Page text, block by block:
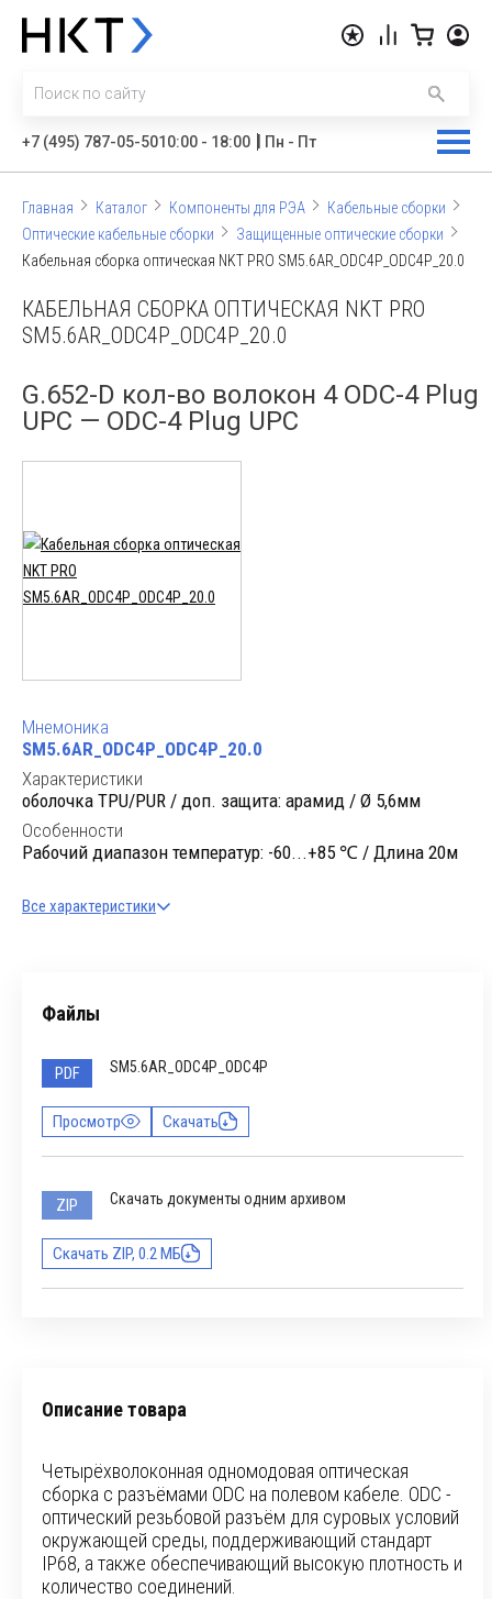
+7 (495) 787-05-5010:00 - 18:00 Пн - Пт
Главная Каталог Компоненты для РЭА
Кабельные сборки
Оптические кабельные сборки
Защищенные оптические сборки
Кабельная сборка оптическая NKT PRO SM5.6AR_ODC4P_ODC4P_20.0
КАБЕЛЬНАЯ СБОРКА ОПТИЧЕСКАЯ NKT PRO
SM5.6AR_ODC4P_ODC4P_20.0
G.652-D кол-во волокон 4 ODC-4 Plug
UPC — ODC-4 Plug UPC
Мнемоника
SM5.6AR_ODC4P_ODC4P_20.0
Характеристики
оболочка TPU/PUR / доп. защита: арамид / Ø 5,6мм
Особенности
Рабочий диапазон температур: -60...+85 ℃ / Длина 20м
Все характеристики
Файлы
PDF SM5.6AR_ODC4P_ODC4P
Просмотр Скачать
ZIP Скачать документы одним архивом
Скачать ZIP, 0.2 МБ
Описание товара
Четырёхволоконная одномодовая оптическая
сборка с разъёмами ODC на полевом кабеле. ODC -
оптический резьбовой разъём для суровых условий
окружающей среды, поддерживающий стандарт
IP68, а также обеспечивающий высокую плотность и
количество соединений.